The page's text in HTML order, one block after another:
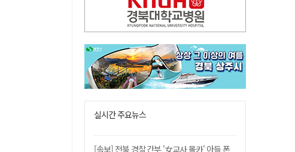
실시간 주요뉴스
[속보] 전북 경찰 간부 '女교사 몰카' 아들 폰